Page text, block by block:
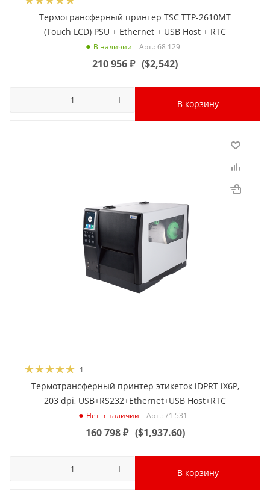
Термотрансферный принтер TSC TTP-2610MT
(Touch LCD) PSU + Ethernet + USB Host + RTC
В наличии Арт.: 68 129
210 956₽ ($2,542)
В корзину
1
Термотрансферный принтер этикеток iDPRT iX6P,
203 dpi, USB+RS232+Ethernet+USB Host+RTC
Нет в наличии Арт.: 71 531
160 798₽ ($1,937.60)
В корзину